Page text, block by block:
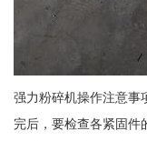
强力粉碎机操作注意事
完后，要检查各紧固件